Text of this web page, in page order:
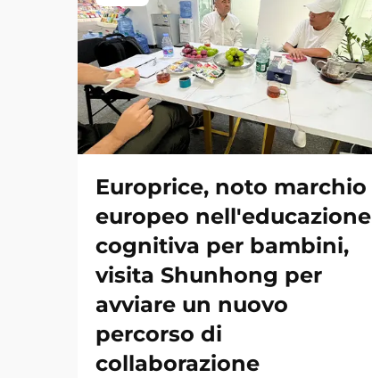
Europrice, noto marchio
europeo nell'educazione
cognitiva per bambini,
visita Shunhong per
avviare un nuovo
percorso di
collaborazione